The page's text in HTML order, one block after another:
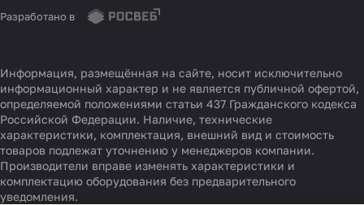
Разработано в
Информация, размещённая на сайте, носит исключительно
информационный характер и не является публичной офертой,
определяемой положениями статьи 437 Гражданского кодекса
Российской Федерации. Наличие, технические
характеристики, комплектация, внешний вид и стоимость
товаров подлежат уточнению у менеджеров компании.
Производители вправе изменять характеристики и
комплектацию оборудования без предварительного
уведомления.